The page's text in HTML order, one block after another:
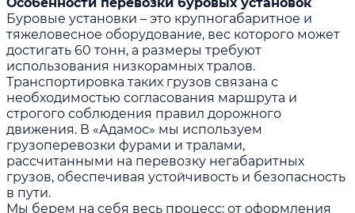
Особенности перевозки буровых установок
Буровые установки – это крупногабаритное и
тяжеловесное оборудование, вес которого может
достигать 60 тонн, а размеры требуют
использования низкорамных тралов.
Транспортировка таких грузов связана с
необходимостью согласования маршрута и
строгого соблюдения правил дорожного
движения. В «Адамос» мы используем
грузоперевозки фурами и тралами,
рассчитанными на перевозку негабаритных
грузов, обеспечивая устойчивость и безопасность
в пути.
Мы берем на себя весь процесс: от оформления